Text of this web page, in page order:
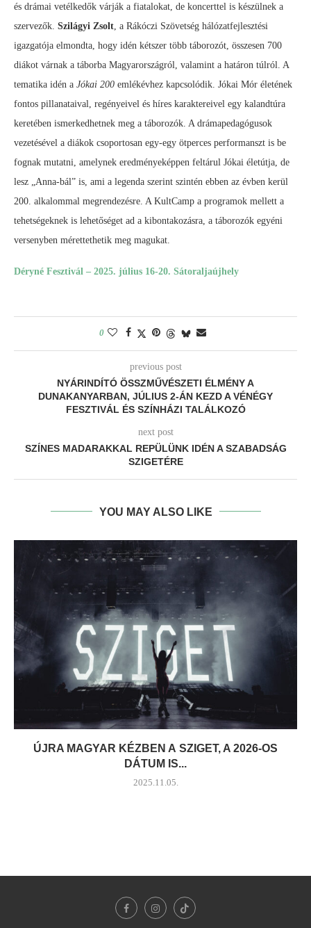
és drámai vetélkedők várják a fiatalokat, de koncerttel is készülnek a
szervezők. Szilágyi Zsolt , a Rákóczi Szövetség hálózatfejlesztési
igazgatója elmondta, hogy idén kétszer több táborozót, összesen 700
diákot várnak a táborba Magyarországról, valamint a határon túlról. A
tematika idén a Jókai 200 emlékévhez kapcsolódik. Jókai Mór életének
fontos pillanataival, regényeivel és híres karaktereivel egy kalandtúra
keretében ismerkedhetnek meg a táborozók. A drámapedagógusok
vezetésével a diákok csoportosan egy-egy ötperces performanszt is be
fognak mutatni, amelynek eredményeképpen feltárul Jókai életútja, de
lesz „Anna-bál” is, ami a legenda szerint szintén ebben az évben kerül
200. alkalommal megrendezésre. A KultCamp a programok mellett a
tehetségeknek is lehetőséget ad a kibontakozásra, a táborozók egyéni
versenyben mérettethetik meg magukat.
Déryné Fesztivál – 2025. július 16-20. Sátoraljaújhely
0
previous post
NYÁRINDÍTÓ ÖSSZMŰVÉSZETI ÉLMÉNY A
DUNAKANYARBAN, JÚLIUS 2-ÁN KEZD A VÉNÉGY
FESZTIVÁL ÉS SZÍNHÁZI TALÁLKOZÓ
next post
SZÍNES MADARAKKAL REPÜLÜNK IDÉN A SZABADSÁG
SZIGETÉRE
YOU MAY ALSO LIKE
ÚJRA MAGYAR KÉZBEN A SZIGET, A 2026-OS
DÁTUM IS...
2025.11.05.